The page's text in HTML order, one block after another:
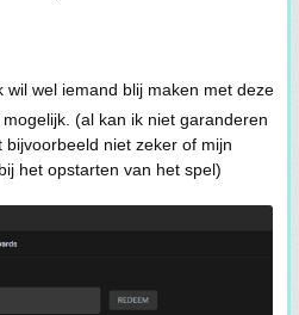
wil wel iemand blij maken met deze
(al kan ik niet garanderen
niet zeker of mijn
het opstarten van het spel)